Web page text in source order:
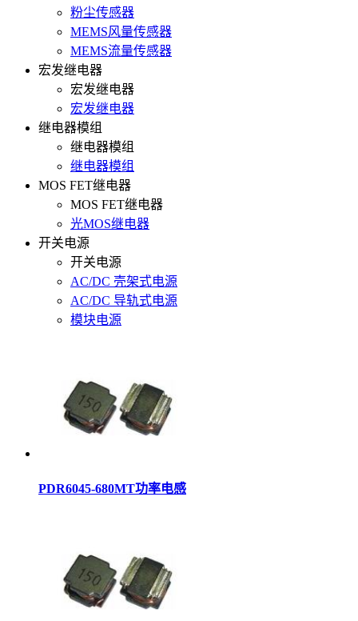
粉尘传感器
MEMS风量传感器
MEMS流量传感器
宏发继电器
宏发继电器
宏发继电器
继电器模组
继电器模组
继电器模组
MOS FET继电器
MOS FET继电器
光MOS继电器
开关电源
开关电源
AC/DC 壳架式电源
AC/DC 导轨式电源
模块电源
PDR6045-680MT功率电感